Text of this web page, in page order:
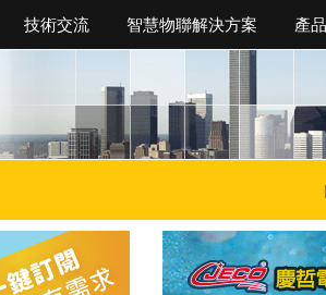
技術交流 智慧物聯解決方案 產品